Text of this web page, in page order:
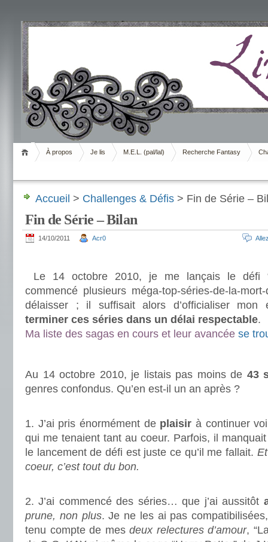
Livrement
À propos Je lis M.E.L. (pal/lal) Recherche Fantasy
Accueil > Challenges & Défis > Fin de Série –
Fin de Série – Bilan
14/10/2011 Acr0
Le 14 octobre 2010, je me lançais le défi
commencé plusieurs méga-top-séries-de-la-
délaisser ; il suffisait alors d’officialiser
terminer ces séries dans un délai respectable.
Ma liste des sagas en cours et leur avancée se
Au 14 octobre 2010, je listais pas moins de 43
genres confondus. Qu’en est-il un an après ?
1. J’ai pris énormément de plaisir à continuer
qui me tenaient tant au coeur. Parfois, il
le lancement de défi est juste ce qu’il me fallait.
coeur, c’est tout du bon.
2. J’ai commencé des séries… que j’ai aussitôt
prune, non plus. Je ne les ai pas
tenu compte de mes deux relectures d’amour,